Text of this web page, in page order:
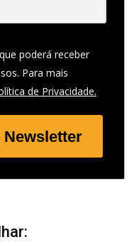
poderá receber
Para mais
de Privacidade.